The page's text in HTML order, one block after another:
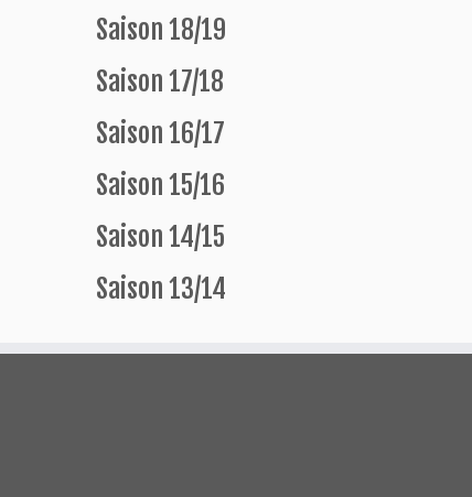
Saison 18/19
Saison 17/18
Saison 16/17
Saison 15/16
Saison 14/15
Saison 13/14